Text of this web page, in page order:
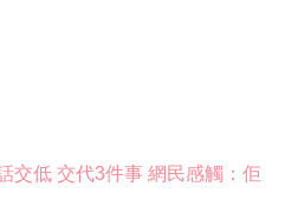
交低 交代3件事 網民感觸：佢